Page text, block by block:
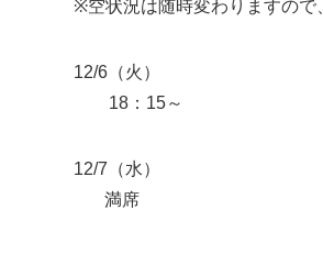
※空状況は随時変わりますの
12/6（火）
18：15～
12/7（水）
満席